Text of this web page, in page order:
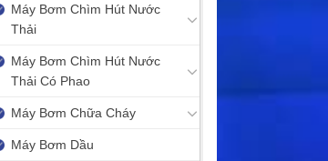
Máy Bơm Chìm Hút Nước
Thải
Máy Bơm Chìm Hút Nước
Thải Có Phao
Máy Bơm Chữa Cháy
Máy Bơm Dầu